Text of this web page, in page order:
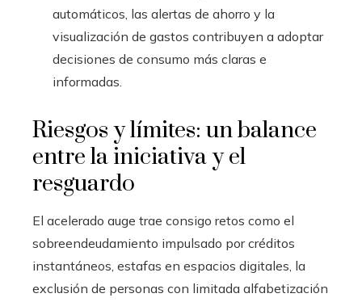
automáticos, las alertas de ahorro y la
visualización de gastos contribuyen a adoptar
decisiones de consumo más claras e
informadas.
Riesgos y límites: un balance
entre la iniciativa y el
resguardo
El acelerado auge trae consigo retos como el
sobreendeudamiento impulsado por créditos
instantáneos, estafas en espacios digitales, la
exclusión de personas con limitada alfabetización